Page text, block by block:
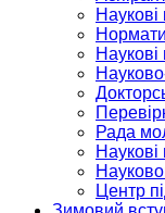
Наукові
Рада
Центр